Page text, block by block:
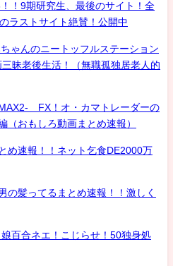
！9期研究生、最後のサイト！全
ラストサイト絶賛！公開中
ゃんのニートッフルステーション
昧老後生活！（無職孤独居老人的
FX！オ・カマトレーダーの
おもしろ動画まとめ速報）
め速報！！ネット乞食DE2000万
の髪ってるまとめ速報！！激しく
百合ネエ！こじらせ！50独身処